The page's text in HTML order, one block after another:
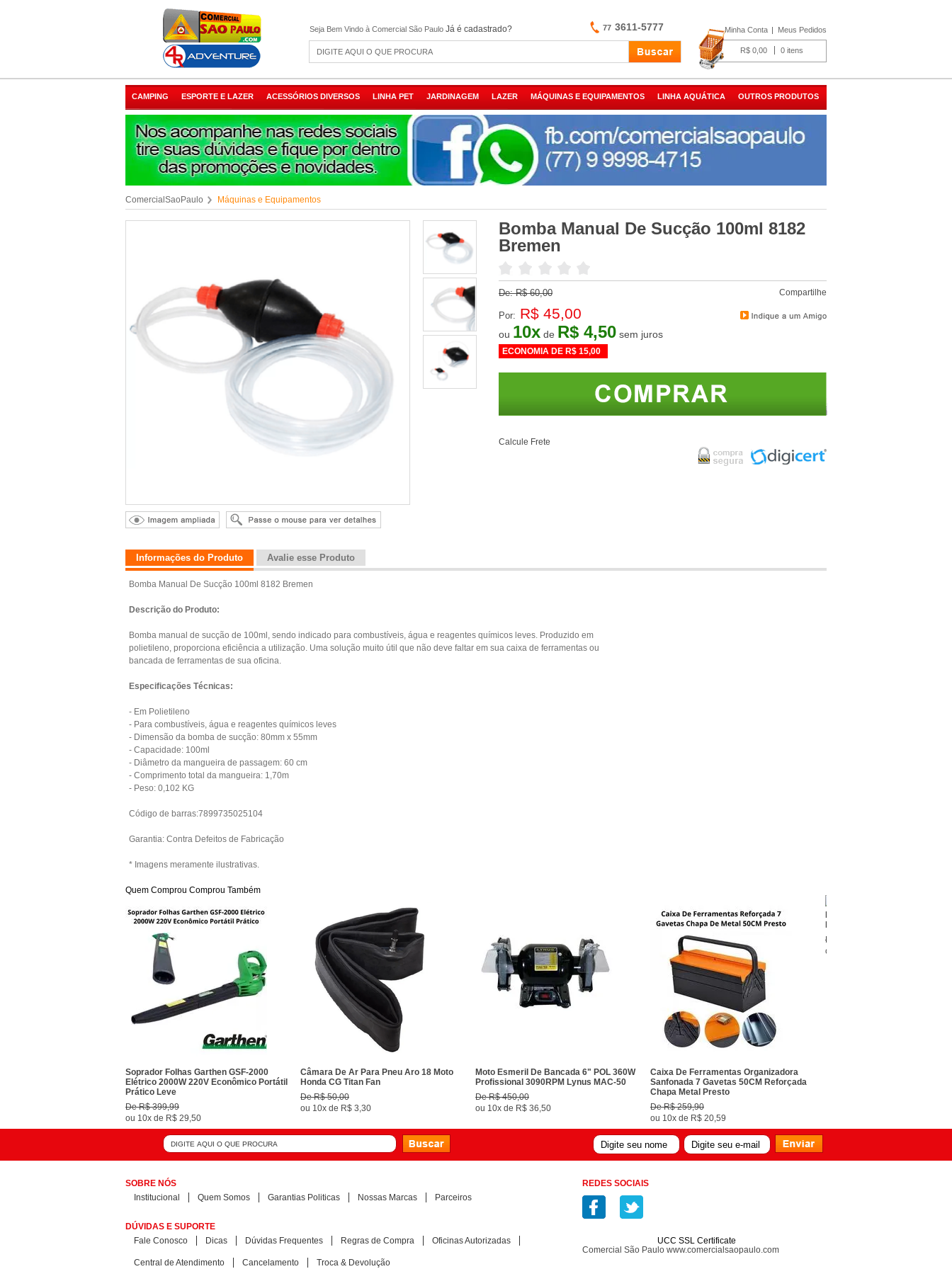
Seja Bem Vindo à Comercial São Paulo Já é cadastrado? 77 3611-5777 Minha Conta Meus Pedidos
0
R$ 0,00
CAMPING ESPORTE E LAZER ACESSÓRIOS DIVERSOS LINHA PET JARDINAGEM LAZER MÁQUINAS E EQUIPAMENTOS LINHA AQUÁTICA OUTROS PRODUTOS
ComercialSaoPaulo Máquinas e Equipamentos
Bomba Manual De Sucção 100ml 8182
Bremen
De:R$ 60,00
Por: R$ 45,00
ou 10x de R$ 4,50
ECONOMIA DE R$ 15,00
Compartilhe
Calcule Frete
Informações do Produto Avalie esse Produto
Bomba Manual De Sucção 100ml 8182 Bremen
Descrição do Produto:
Bomba manual de sucção de 100ml, sendo indicado para combustíveis, água e reagentes químicos leves. Produzido em
polietileno, proporciona eficiência a utilização. Uma solução muito útil que não deve faltar em sua caixa de ferramentas ou
bancada de ferramentas de sua oficina.
Especificações Técnicas:
- Em Polietileno
- Para combustíveis, água e reagentes químicos leves
- Dimensão da bomba de sucção: 80mm x 55mm
- Capacidade: 100ml
- Diâmetro da mangueira de passagem: 60 cm
- Comprimento total da mangueira: 1,70m
- Peso: 0,102 KG
Código de barras:7899735025104
Garantia: Contra Defeitos de Fabricação
* Imagens meramente ilustrativas.
Quem Comprou Comprou Também
Soprador Folhas Garthen GSF-2000
Elétrico 2000W 220V Econômico Portátil
Prático Leve
DeR$ 399,99
ou 10x de R$ 29,50
Câmara De Ar Para Pneu Aro 18 Moto
Honda CG Titan Fan
DeR$ 50,00
ou 10x de R$ 3,30
Moto Esmeril De Bancada 6" POL 360W
Profissional 3090RPM Lynus MAC-50
DeR$ 450,00
ou 10x de R$ 36,50
Caixa De Ferramentas Organizadora
Sanfonada 7 Gavetas 50CM Reforçada
Chapa Metal Presto
DeR$ 259,90
ou 10x de R$ 20,59
De
ou
SOBRE NÓS
Institucional
Quem Somos Garantias Politicas Nossas Marcas Parceiros
DÚVIDAS E SUPORTE
Fale Conosco
Dicas Dúvidas Frequentes Regras de Compra Oficinas Autorizadas
Central de Atendimento Cancelamento Troca & Devolução
REDES SOCIAIS
UCC SSL Certificate
Comercial São Paulo www.comercialsaopaulo.com